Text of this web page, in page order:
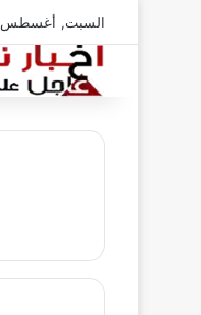
السبت, أغسطس 8 2026